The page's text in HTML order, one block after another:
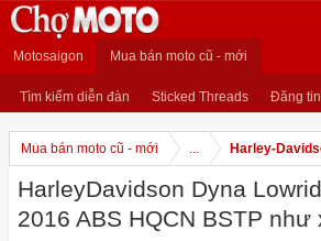
Motosaigon Mua bán moto cũ - mới
Tìm kiếm diễn đàn Sticked Threads Đăng tin
Mua bán moto cũ - mới ... Harley-
HarleyDavidson Dyna
2016 ABS HQCN BSTP như